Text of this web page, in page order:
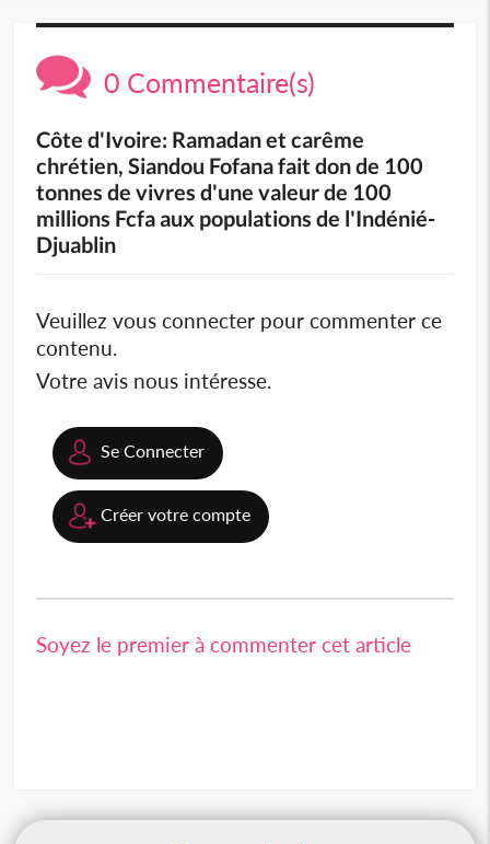
0 Commentaire(s)
Côte d'Ivoire: Ramadan et carême
chrétien, Siandou Fofana fait don de 100
tonnes de vivres d'une valeur de 100
millions Fcfa aux populations de l'Indénié-
Djuablin
Veuillez vous connecter pour commenter ce
contenu.
Votre avis nous intéresse.
Se Connecter
Créer votre compte
Soyez le premier à commenter cet article